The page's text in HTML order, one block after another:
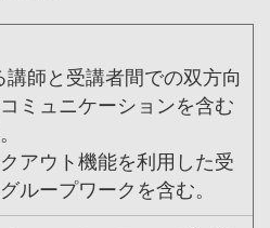
講師と受講者間での双方向
ミュニケーションを含む
アウト機能を利用した受
ループワークを含む。